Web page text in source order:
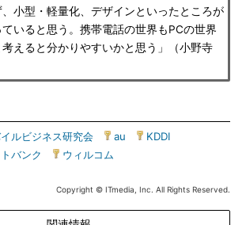
小型・軽量化、デザインといったところが
いると思う。携帯電話の世界もPCの世界
えると分かりやすいかと思う」（小野寺
ルビジネス研究会 au KDDI
バンク ウィルコム
Copyright © ITmedia, Inc. All Rights Reserved.